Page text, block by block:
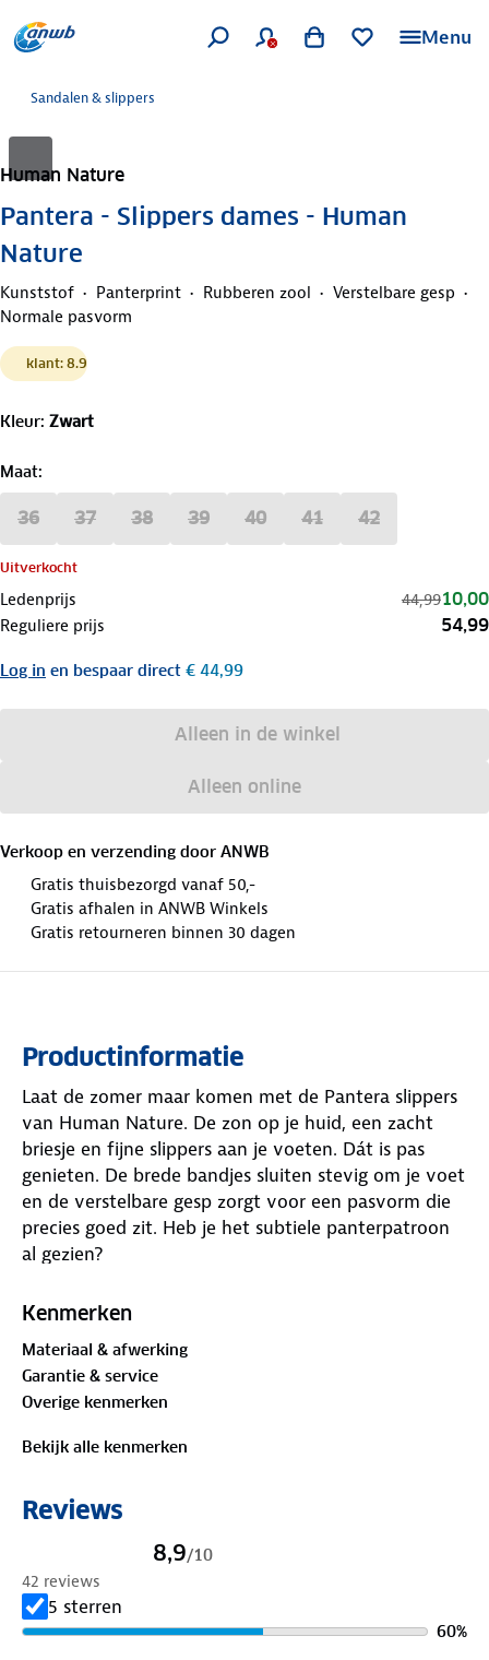
Menu
Sandalen & slippers
Human Nature
Pantera - Slippers dames - Human
Nature
Kunststof Panterprint Rubberen zool
Verstelbare gesp
Normale pasvorm
klant: 8.9
Kleur: Zwart
Maat:
36 37 38 39 40 41 42
Uitverkocht
Ledenprijs 44,9910,00
Reguliere prijs 54,99
Log in en bespaar direct € 44,99
Alleen in de winkel
Alleen online
Verkoop en verzending door ANWB
Gratis thuisbezorgd vanaf 50,-
Gratis afhalen in ANWB Winkels
Gratis retourneren binnen 30 dagen
Productinformatie
Laat de zomer maar komen met de Pantera slippers
van Human Nature. De zon op je huid, een zacht
briesje en fijne slippers aan je voeten. Dát is pas
genieten. De brede bandjes sluiten stevig om je voet
en de verstelbare gesp zorgt voor een pasvorm die
precies goed zit. Heb je het subtiele panterpatroon
al gezien?
Het zachte voetbed vormt zich naar je voet en
prettig draagt. De lichte zool geeft grip op
verschillende ondergronden. Dit is de damesslipper
in een notendop! Wat vind jij ervan?
Kenmerken
Materiaal & afwerking
Garantie & service
Overige kenmerken
Bekijk alle kenmerken
Reviews
8,9/10
42 reviews
5 sterren
60%